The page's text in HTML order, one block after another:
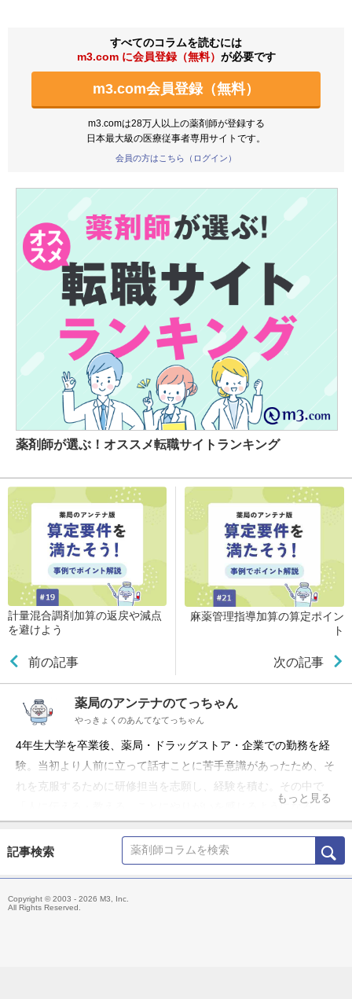
すべてのコラムを読むには
m3.com に会員登録（無料） が必要です
m3.com会員登録（無料）
m3.comは28万人以上の薬剤師が登録する
日本最大級の医療従事者専用サイトです。
会員の方はこちら（ログイン）
薬剤師が選ぶ！オススメ転職サイトランキング
計量混合調剤加算の返戻や減点
を避けよう
前の記事
麻薬管理指導加算の算定ポイン
ト
次の記事
薬局のアンテナのてっちゃん
やっきょくのあんてなてっちゃん
4年生大学を卒業後、薬局・ドラッグストア・企業での勤務を経
験。当初より人前に立って話すことに苦手意識があったため、そ
れを克服するために研修担当を志願し、経験を積む。その中で
「人に伝える・教える」ことにやりがいを感じるようになる。
ス、資料提供などを行っている。 「薬局のアンテナ」の名称で
YouTubeチャンネルとLINE公式アカウントを運営中。薬局に関
もっと見る
記事検索
Copyright © 2003 - 2026 M3, Inc.
All Rights Reserved.